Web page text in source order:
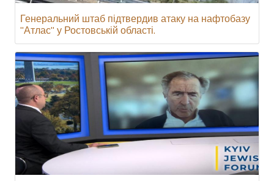
Генеральний штаб підтвердив атаку на нафтобазу
"Атлас" у Ростовській області.